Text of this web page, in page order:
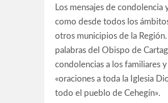
Los mensajes de
como desde todos los
otros municipios de la
palabras del Obispo de
condolencias a los familiares
«oraciones a toda la Iglesia
todo el pueblo de Cehegín».